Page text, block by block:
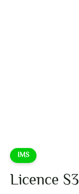
IMS
Licence